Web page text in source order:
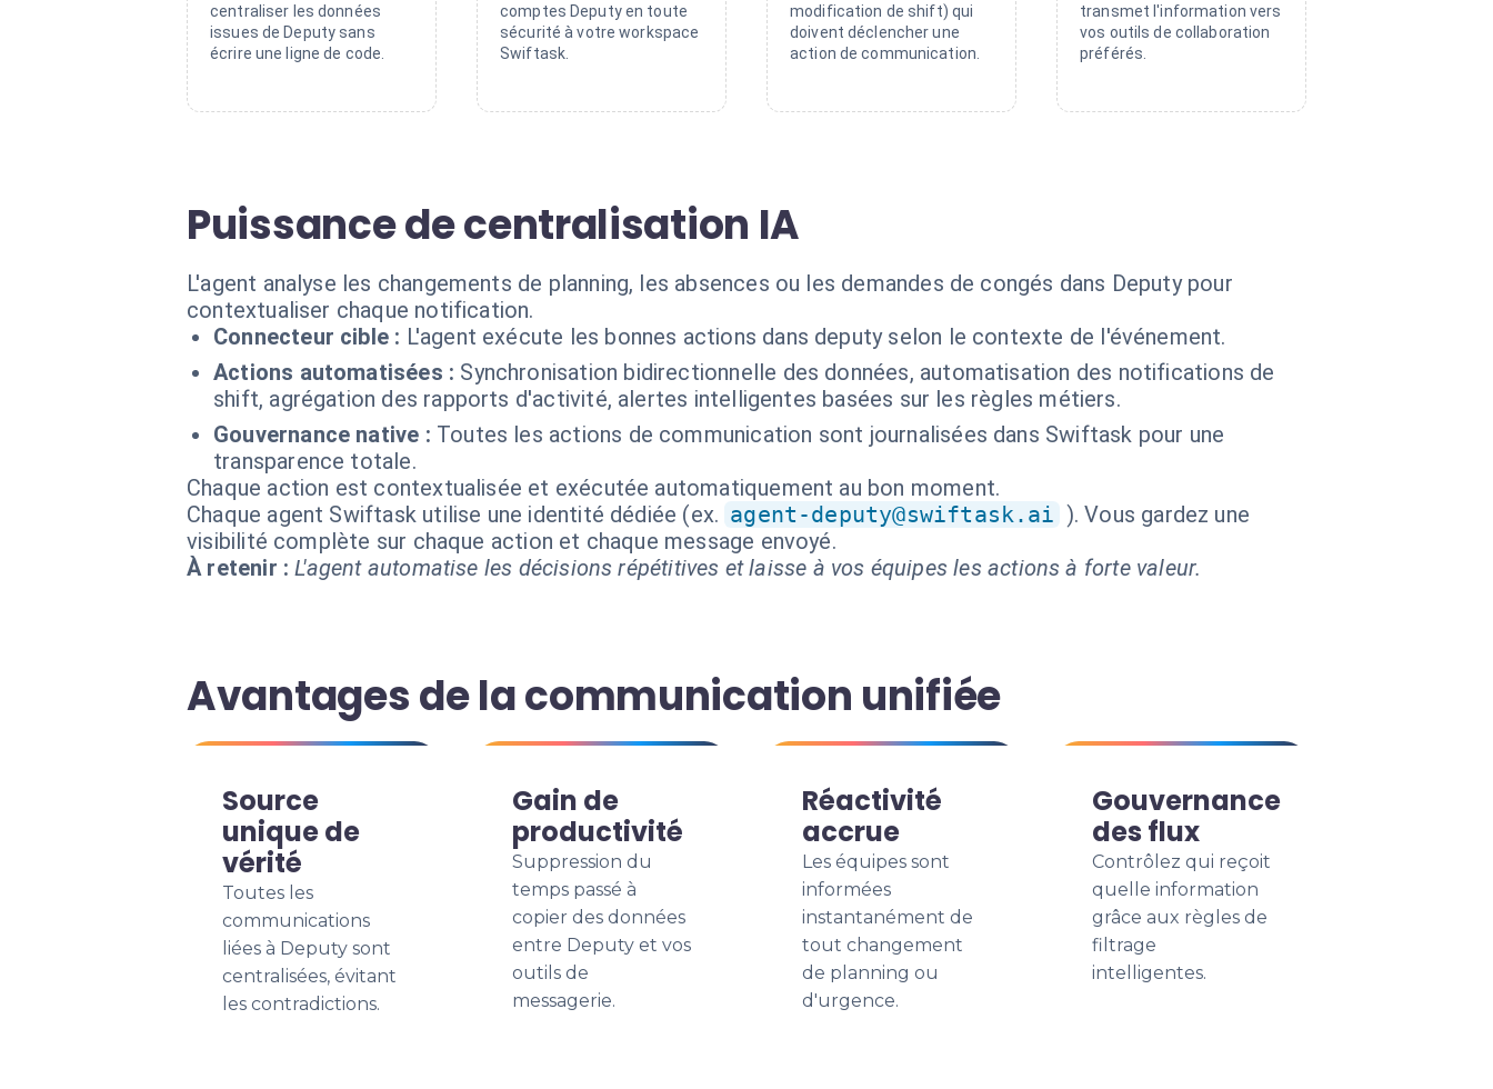
centraliser les données
issues de Deputy sans
écrire une ligne de code.
comptes Deputy en toute
sécurité à votre workspace
Swiftask.
modification de shift) qui
doivent déclencher une
action de communication.
transmet l'information vers
vos outils de collaboration
préférés.
Puissance de centralisation IA
L'agent analyse les changements de planning, les absences ou les demandes de congés dans Deputy pour
contextualiser chaque notification.
Connecteur cible : L'agent exécute les bonnes actions dans deputy selon le contexte de l'événement.
Actions automatisées : Synchronisation bidirectionnelle des données, automatisation des notifications de
shift, agrégation des rapports d'activité, alertes intelligentes basées sur les règles métiers.
Gouvernance native : Toutes les actions de communication sont journalisées dans Swiftask pour une
transparence totale.
Chaque action est contextualisée et exécutée automatiquement au bon moment.
Chaque agent Swiftask utilise une identité dédiée (ex. agent-deputy@swiftask.ai ). Vous gardez une
visibilité complète sur chaque action et chaque message envoyé.
À retenir : L'agent automatise les décisions répétitives et laisse à vos équipes les actions à forte valeur.
Avantages de la communication unifiée
Source
unique de
vérité
Toutes les
communications
liées à Deputy sont
centralisées, évitant
les contradictions.
Gain de
productivité
Suppression du
temps passé à
copier des données
entre Deputy et vos
outils de
messagerie.
Réactivité
accrue
Les équipes sont
informées
instantanément de
tout changement
de planning ou
d'urgence.
Gouvernance
des flux
Contrôlez qui reçoit
quelle information
grâce aux règles de
filtrage
intelligentes.